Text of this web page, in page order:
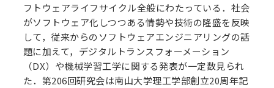
フトウェアライフサイクル全般にわたっている．社会
がソフトウェア化しつつある情勢や技術の隆盛を反映
して，従来からのソフトウェアエンジニアリングの話
題に加えて，デジタルトランスフォーメーション
（DX）や機械学習工学に関する発表が一定数見られ
た．第206回研究会は南山大学理工学部創立20周年記